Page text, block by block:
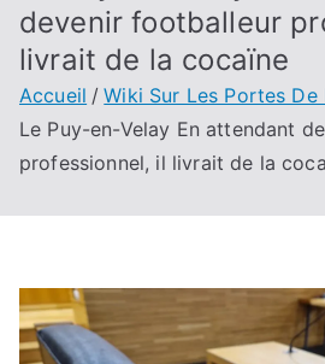
devenir footballeur
livrait de la cocaïne
Accueil
Wiki Sur Les Portes De
Le Puy-en-Velay En attendant
professionnel, il livrait de la